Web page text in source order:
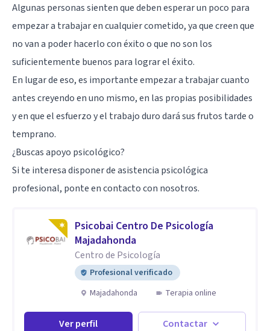
Algunas personas sienten que deben esperar un poco para
empezar a trabajar en cualquier cometido, ya que creen que
no van a poder hacerlo con éxito o que no son los
suficientemente buenos para lograr el éxito.
En lugar de eso, es importante empezar a trabajar cuanto
antes creyendo en uno mismo, en las propias posibilidades
y en que el esfuerzo y el trabajo duro dará sus frutos tarde o
temprano.
¿Buscas apoyo psicológico?
Si te interesa disponer de asistencia psicológica
profesional, ponte en contacto con nosotros.
Psicobai Centro De Psicología
Majadahonda
Centro de Psicología
Profesional verificado
Majadahonda
Terapia online
Ver perfil Contactar